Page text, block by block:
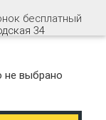
бесплатный
34
не выбрано